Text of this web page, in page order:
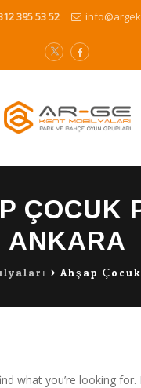
395 53 52
ÇOCUK
ANKARA
> Ahşap
what you’re looking for.